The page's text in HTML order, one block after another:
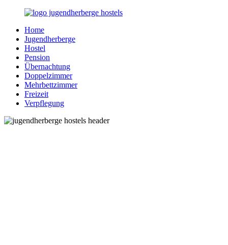
Zurück
Inhalt
Jugendherberge-
Hostels.de
Reisen
junge
jung
gebliebene
Menschen
Home
Jugendherberge
Hostel
Pension
Übernachtung
Doppelzimmer
Mehrbettzimmer
Freizeit
Verpflegung